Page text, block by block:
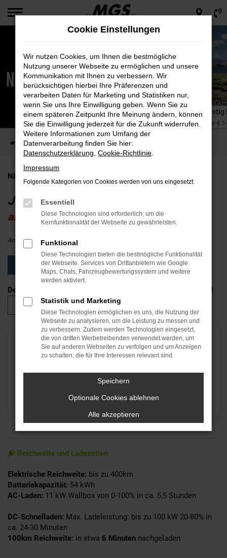
Zum
Hauptinhalt
Jeep® Avenger Elektro günstig
im Privatkundenleasing ab nur €
Energieverbrauch Jeep® Avenger 115 kW (156 PS) in kWh/
CO2-Emissionen in g/km: 0; CO2-Klasse: A.
Startseite Next Deals Jeep® Avenger Elektro günstig leasen
NEXT DEAL • Privatkunden •
Jeep Avenger Elektro
ab nur 149€ pro Monat³
Angebot vorbehaltlich Bonitätsprüfung, begrenzte Verfügbarkeit.
Angebot sichern
Den Jeep Avenger haben wir auch als Benziner mit Top-Deal!
Zum Jeep Avenger Benziner Angebot
E-Prämie vorfinanzierbar bei MGS
(als Überbrückung für die Anzahlung Ihrer
ausgezahlt ist, kann der Betrag beglichen werden.
Reichweite und Ladezeiten
Elektrische Reichweite: bis zu 400km
Batteriekapazität: 54 kWh
AC-Laden: 11 kW Wallbox von 0-100% in ca. 5,5 Stunden
DC-Schnelladen: Max. Ladeleistung: bis zu 100 kW 20-80% in
ca. 24-30 Minuten
100km Reichweite: in etwa 6 Minuten nachgeladen
Cookie Einstellungen
Wir nutzen Cookies, um Ihnen die bestmögliche
Nutzung unserer Webseite zu ermöglichen und unsere
Kommunikation mit Ihnen zu verbessern. Wir
berücksichtigen hierbei Ihre Präferenzen und
verarbeiten Daten für Marketing und Statistiken nur,
wenn Sie uns Ihre Einwilligung geben. Wenn Sie zu
einem späteren Zeitpunkt Ihre Meinung ändern, können
Sie die Einwilligung jederzeit für die Zukunft widerrufen.
Weitere Informationen zum Umfang der
Datenverarbeitung finden Sie hier:
Datenschutzerklärung Cookie-Richtlinie
Impressum
Folgende Kategorien von Cookies werden von uns eingesetzt:
Essentiell
Diese Technologien sind erforderlich, um die
Kernfunktionalität der Webseite zu gewährleisten.
Funktional
Diese Technologien bieten die bestmögliche Funktionalität
der Webseite. Services von Drittanbietern wie Google
Maps, Chats, Fahrzeugbewertungssystem und weitere
werden aktiviert.
Statistik und Marketing
Diese Technologien ermöglichen es uns, die Nutzung der
Webseite zu analysieren, um die Leistung zu messen und
zu verbessern. Zudem werden Technologien eingesetzt,
die von dritten Werbetreibenden verwendet werden, um
Sie auf anderen Webseiten zu verfolgen und um Anzeigen
zu schalten, die für Ihre Interessen relevant sind.
Speichern
Optionale Cookies ablehnen
Alle akzeptieren